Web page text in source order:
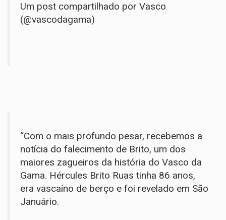
Um post compartilhado por Vasco
(@vascodagama)
“Com o mais profundo pesar, recebemos a
notícia do falecimento de Brito, um dos
maiores zagueiros da história do Vasco da
Gama. Hércules Brito Ruas tinha 86 anos,
era vascaíno de berço e foi revelado em São
Januário.